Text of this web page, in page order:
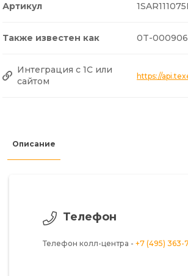
Артикул
Также известен как 0T-
Интеграция с 1С или
сайтом
https://
Описание
Телефон
Телефон колл-центра - +7 (495) 363-